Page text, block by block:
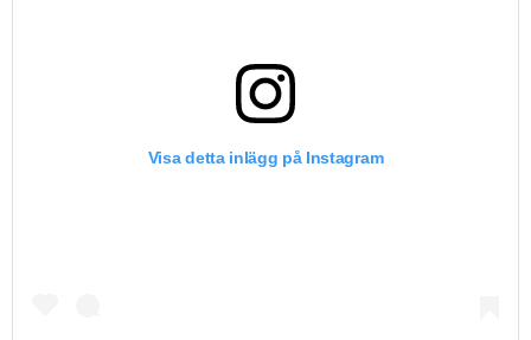
Visa detta inlägg på Instagram